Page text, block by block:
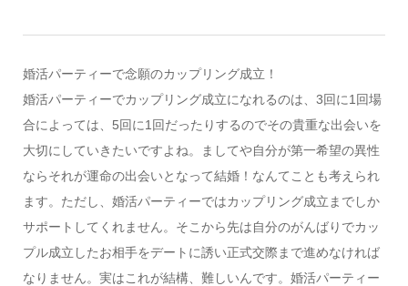
婚活パーティーで念願のカップリング成立！
婚活パーティーでカップリング成立になれるのは、3回に1回場
合によっては、5回に1回だったりするのでその貴重な出会いを
大切にしていきたいですよね。ましてや自分が第一希望の異性
ならそれが運命の出会いとなって結婚！なんてことも考えられ
ます。ただし、婚活パーティーではカップリング成立までしか
サポートしてくれません。そこから先は自分のがんばりでカッ
プル成立したお相手をデートに誘い正式交際まで進めなければ
なりません。実はこれが結構、難しいんです。婚活パーティー